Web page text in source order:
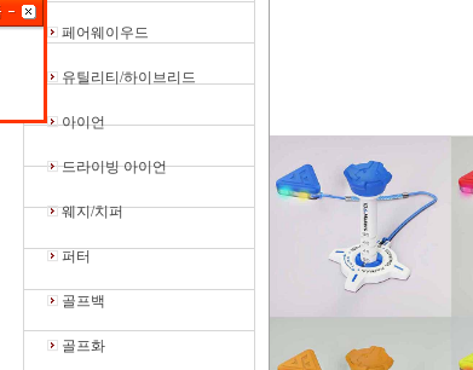
페어웨이우드
유틸리티/하이브리드
아이언
드라이빙 아이언
웨지/치퍼
퍼터
골프백
골프화